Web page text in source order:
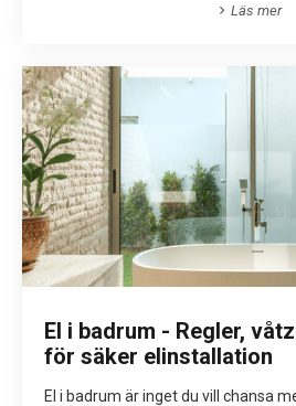
Läs mer
El i badrum - Regler,
för säker elinstallation
El i badrum är inget du vill chansa